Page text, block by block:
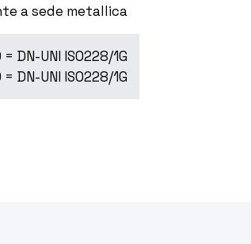
a sede metallica
DN-UNI ISO228/1G
DN-UNI ISO228/1G